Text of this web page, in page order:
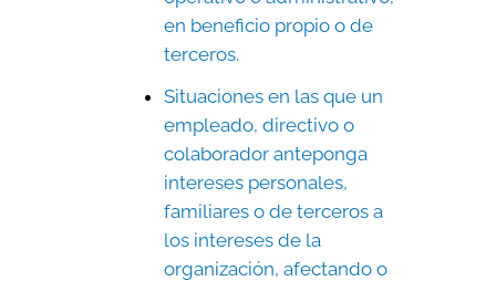
en beneficio propio o de
terceros.
Situaciones en las que un
empleado, directivo o
colaborador anteponga
intereses personales,
familiares o de terceros a
los intereses de la
organización, afectando o